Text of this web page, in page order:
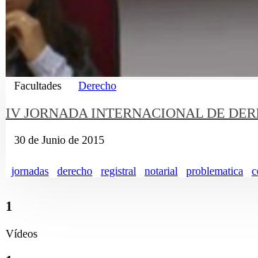
Facultades Derecho
IV JORNADA INTERNACIONAL DE
30 de Junio de 2015
jornadas derecho registral notarial problematica
1
Vídeos